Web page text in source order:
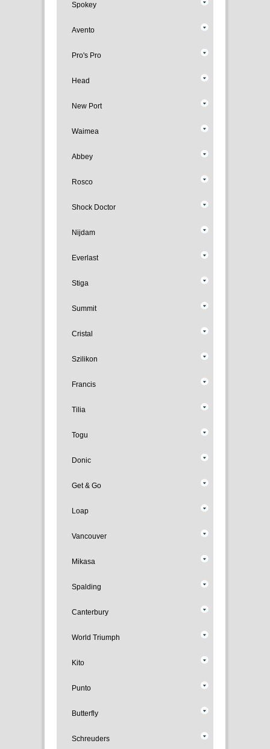
Spokey
Avento
Pro's Pro
Head
New Port
Waimea
Abbey
Rosco
Shock Doctor
Nijdam
Everlast
Stiga
Summit
Cristal
Szilikon
Francis
Tilia
Togu
Donic
Get & Go
Loap
Vancouver
Mikasa
Spalding
Canterbury
World Triumph
Kito
Punto
Butterfly
Schreuders